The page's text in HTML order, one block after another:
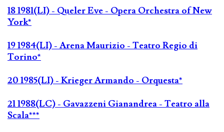
18 1981(LI) - Queler Eve - Opera Orchestra of New
York*
19 1984(LI) - Arena Maurizio - Teatro Regio di
Torino*
20 1985(LI) - Krieger Armando - Orquesta*
21 1988(LC) - Gavazzeni Gianandrea - Teatro alla
Scala***